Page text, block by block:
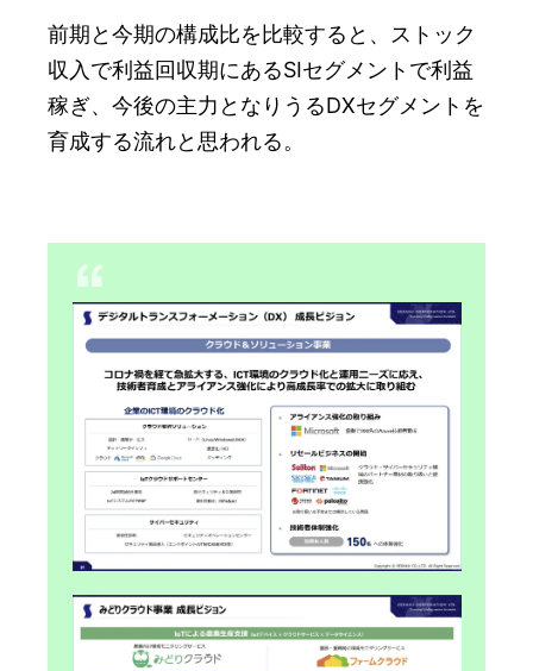
前期と今期の構成比を比較すると、ストック
収入で利益回収期にあるSIセグメントで利益
稼ぎ、今後の主力となりうるDXセグメントを
育成する流れと思われる。